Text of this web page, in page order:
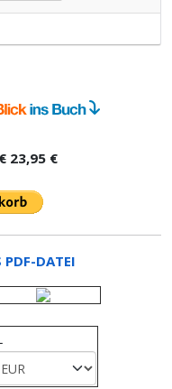
23,95 €
PDF-DATEI